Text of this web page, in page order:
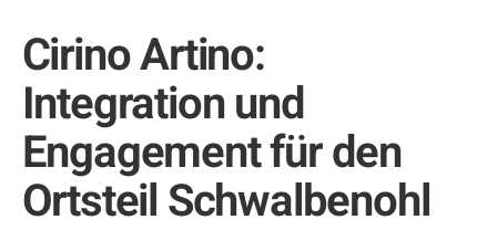
Cirino Artino:
Integration und
Engagement für den
Ortsteil Schwalbenohl